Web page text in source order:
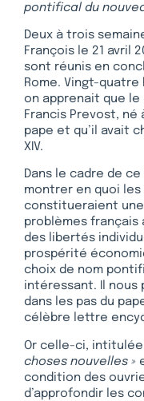
pontifical du
Deux à trois
François le 21 avril
sont réunis en
Rome. Vingt-quatre
on apprenait que le
Francis Prevost, né
pape et qu’il avait
XIV.
Dans le cadre de
montrer en quoi
constitueraient
problèmes français
des libertés
prospérité
choix de nom
intéressant. Il
dans les pas du
célèbre lettre
Or celle-ci,
choses nouvelles »
condition des
d’approfondir les